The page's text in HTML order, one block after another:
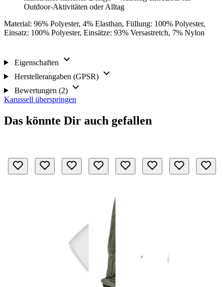
Outdoor-Aktivitäten oder Alltag
Material: 96% Polyester, 4% Elasthan, Füllung: 100% Polyester,
Einsatz: 100% Polyester, Einsätze: 93% Versastretch, 7% Nylon
Eigenschaften
Herstellerangaben (GPSR)
Bewertungen (2)
Karussell überspringen
Das könnte Dir auch gefallen